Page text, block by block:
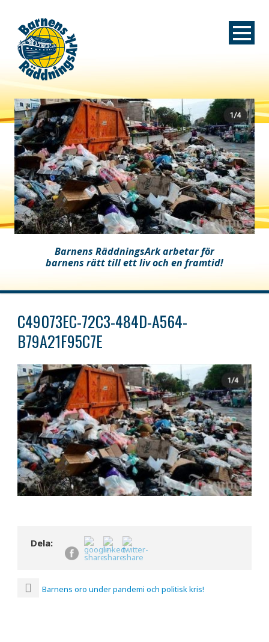
Barnens RäddningsArk arbetar för
barnens rätt till ett liv och en framtid!
C49073EC-72C3-484D-A564-
B79A21F95C7E
Dela:
Barnens oro under pandemi och politisk kris!